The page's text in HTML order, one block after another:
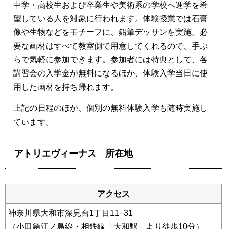
中学・高校生および卒業生や美術系の学校へ進学を希
望している人を対象に行われます。体験授業では石膏
像や生物などをモチーフに、鉛筆デッサンを実施。必
要な画材はすべて教室側で用意してくれるので、手ぶ
らで気軽に参加できます。参加者には特典として、各
講習会の入学金が無料になるほか、体験入学当日に使
用した画材を持ち帰れます。
上記の日程のほか、個別の無料体験入学も随時実施し
ています。
アトリエヴィーナス 所在地
アクセス
神奈川県大和市深見台1丁目11−31
（小田急江ノ島線・相鉄線「大和駅」より徒歩10分）